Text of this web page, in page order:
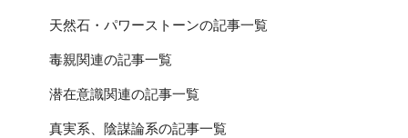
天然石・パワーストーンの記事一覧
毒親関連の記事一覧
潜在意識関連の記事一覧
真実系、陰謀論系の記事一覧